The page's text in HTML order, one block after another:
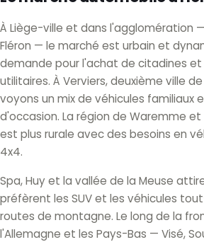
À Liège-ville et dans l'agglomération —
Fléron — le marché est urbain et
demande pour l'achat de citadines et
utilitaires. À Verviers, deuxième ville
voyons un mix de véhicules familiaux
d'occasion. La région de Waremme et
est plus rurale avec des besoins en
4x4.
Spa, Huy et la vallée de la Meuse
préfèrent les SUV et les véhicules
routes de montagne. Le long de la
l'Allemagne et les Pays-Bas — Visé,